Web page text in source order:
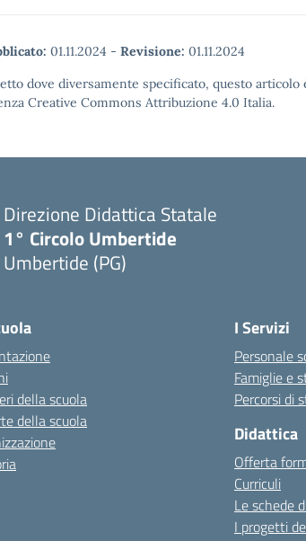
01.11.2024 - Revisione: 01.11.2024
dove diversamente specificato, questo articolo
Creative Commons Attribuzione 4.0 Italia.
Direzione Didattica Statale
1° Circolo Umbertide
Umbertide (PG)
della scuola
della scuola
I Servizi
Personale
Famiglie e
Percorsi di
Didattica
Offerta
Curriculi
Le schede
I progetti